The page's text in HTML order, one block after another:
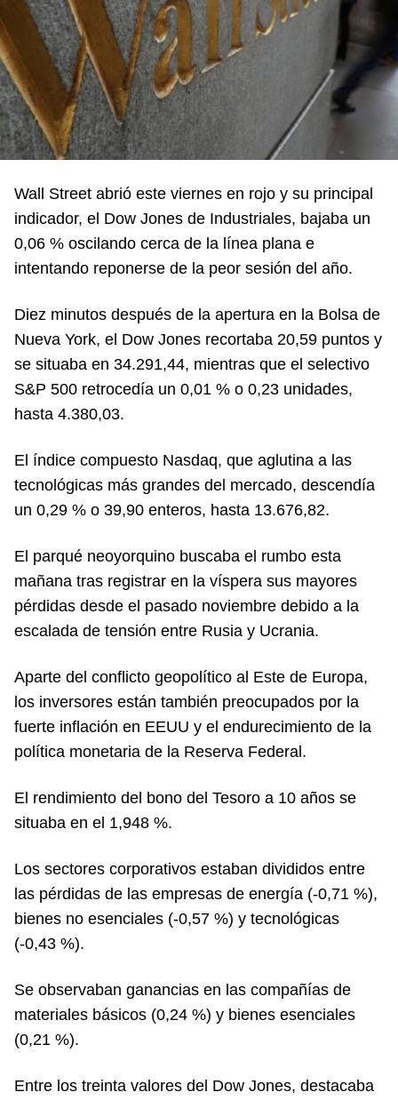
Wall Street abrió este viernes en rojo y su principal
indicador, el Dow Jones de Industriales, bajaba un
0,06 % oscilando cerca de la línea plana e
intentando reponerse de la peor sesión del año.
Diez minutos después de la apertura en la Bolsa de
Nueva York, el Dow Jones recortaba 20,59 puntos y
se situaba en 34.291,44, mientras que el selectivo
S&P 500 retrocedía un 0,01 % o 0,23 unidades,
hasta 4.380,03.
El índice compuesto Nasdaq, que aglutina a las
tecnológicas más grandes del mercado, descendía
un 0,29 % o 39,90 enteros, hasta 13.676,82.
El parqué neoyorquino buscaba el rumbo esta
mañana tras registrar en la víspera sus mayores
pérdidas desde el pasado noviembre debido a la
escalada de tensión entre Rusia y Ucrania.
Aparte del conflicto geopolítico al Este de Europa,
los inversores están también preocupados por la
fuerte inflación en EEUU y el endurecimiento de la
política monetaria de la Reserva Federal.
El rendimiento del bono del Tesoro a 10 años se
situaba en el 1,948 %.
Los sectores corporativos estaban divididos entre
las pérdidas de las empresas de energía (-0,71 %),
bienes no esenciales (-0,57 %) y tecnológicas
(-0,43 %).
Se observaban ganancias en las compañías de
materiales básicos (0,24 %) y bienes esenciales
(0,21 %).
Entre los treinta valores del Dow Jones, destacaba